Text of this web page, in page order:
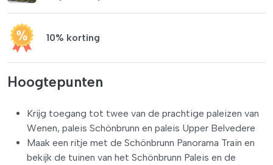
10% korting
Hoogtepunten
Krijg toegang tot twee van de prachtige paleizen van
Wenen, paleis Schönbrunn en paleis Upper Belvedere
Maak een ritje met de Schönbrunn Panorama Train en
bekijk de tuinen van het Schönbrunn Paleis en de